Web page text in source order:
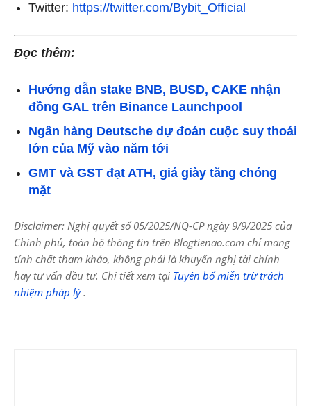
Twitter: https://twitter.com/Bybit_Official
Đọc thêm:
Hướng dẫn stake BNB, BUSD, CAKE nhận
đồng GAL trên Binance Launchpool
Ngân hàng Deutsche dự đoán cuộc suy thoái
lớn của Mỹ vào năm tới
GMT và GST đạt ATH, giá giày tăng chóng
mặt
Disclaimer: Nghị quyết số 05/2025/NQ-CP ngày 9/9/2025 của
Chính phủ, toàn bộ thông tin trên Blogtienao.com chỉ mang
tính chất tham khảo, không phải là khuyến nghị tài chính
hay tư vấn đầu tư. Chi tiết xem tại Tuyên bố miễn trừ trách
nhiệm pháp lý.